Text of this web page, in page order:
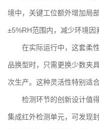
境中，关键工位额外增加局
±5%RH范围内，减少环境因
在实际运行中，这套柔
品换型时，只需更换少数夹
次生产。这种灵活性特别适
检测环节的创新设计值
集成红外检测单元，可发现